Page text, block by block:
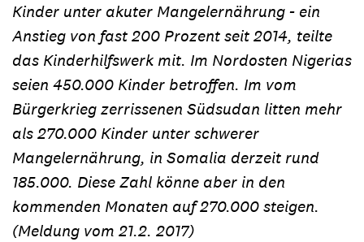
Kinder unter akuter Mangelernährung - ein
Anstieg von fast 200 Prozent seit 2014, teilte
das Kinderhilfswerk mit. Im Nordosten Nigerias
seien 450.000 Kinder betroffen. Im vom
Bürgerkrieg zerrissenen Südsudan litten mehr
als 270.000 Kinder unter schwerer
Mangelernährung, in Somalia derzeit rund
185.000. Diese Zahl könne aber in den
kommenden Monaten auf 270.000 steigen.
(Meldung vom 21.2. 2017)